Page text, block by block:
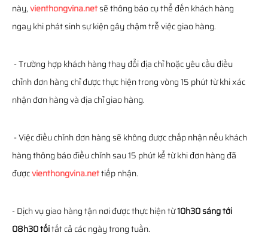
này,vienthongvina.netsẽ thông báo cụ thể đến khách hàng
ngay khi phát sinh sự kiện gây chậm trễ việc giao hàng.
- Trường hợp khách hàng thay đổi địa chỉ hoặc yêu cầu điều
chỉnh đơn hàng chỉ được thực hiện trong vòng 15 phút từ khi xác
nhận đơn hàng và địa chỉ giao hàng.
- Việc điều chỉnh đơn hàng sẽ không được chấp nhận nếu khách
hàng thông báo điều chỉnh sau 15 phút kể từ khi đơn hàng đã
đượcvienthongvina.nettiếp nhận.
- Dịch vụ giao hàng tận nơi được thực hiện từ10h30 sáng tới
08h30 tốitất cả các ngày trong tuần.